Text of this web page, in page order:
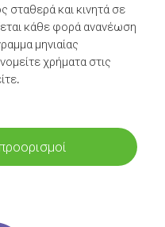
σταθερά και κινητά σε
κάθε φορά ανανέωση
μηνιαίας
χρήματα στις